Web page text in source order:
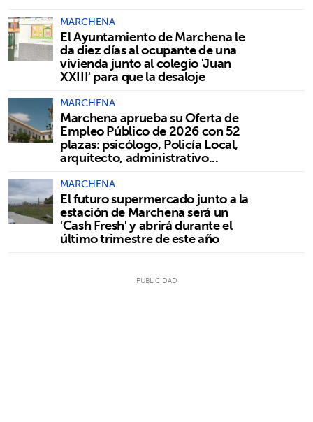
MARCHENA
El Ayuntamiento de Marchena le
da diez días al ocupante de una
vivienda junto al colegio 'Juan
XXIII' para que la desaloje
MARCHENA
Marchena aprueba su Oferta de
Empleo Público de 2026 con 52
plazas: psicólogo, Policía Local,
arquitecto, administrativo...
MARCHENA
El futuro supermercado junto a la
estación de Marchena será un
'Cash Fresh' y abrirá durante el
último trimestre de este año